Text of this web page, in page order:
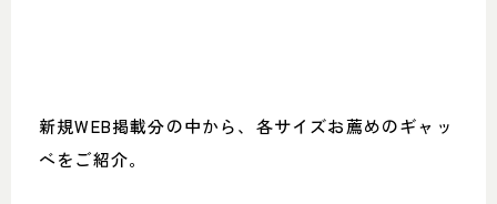
新規WEB掲載分の中から、各サイズお薦めのギャッ
ベをご紹介。